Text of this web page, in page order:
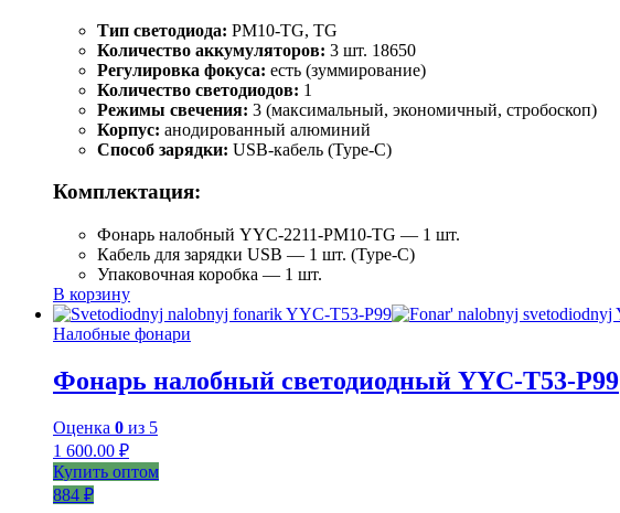
Тип светодиода: PM10-TG, TG
Количество аккумуляторов: 3 шт. 18650
Регулировка фокуса: есть (зуммирование)
Количество светодиодов: 1
Режимы свечения: 3 (максимальный, экономичный, стробоскоп)
Корпус: анодированный алюминий
Способ зарядки: USB-кабель (Type-C)
Комплектация:
Фонарь налобный YYC-2211-PM10-TG — 1 шт.
Кабель для зарядки USB — 1 шт. (Type-C)
Упаковочная коробка — 1 шт.
В корзину
Налобные фонари
Фонарь налобный светодиодный YYC-T53-P99
Оценка 0 из 5
1 600.00 ₽
Купить оптом
884 ₽